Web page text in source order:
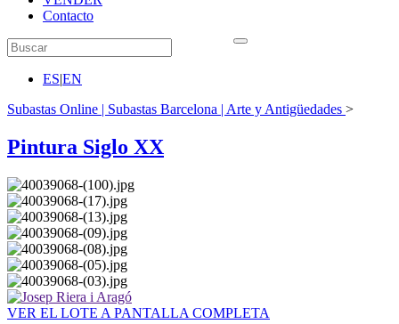
Contacto
ES|EN
Subastas Online | Subastas Barcelona | Arte y Antigüedades >
Pintura Siglo XX
VER EL LOTE A PANTALLA COMPLETA